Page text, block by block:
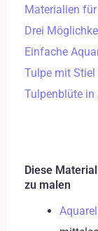
Materialien
Drei
Einfache
Tulpe mit
Tulpenblüte in
Diese
zu malen